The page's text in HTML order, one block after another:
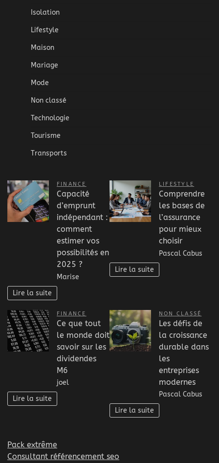
Isolation
Lifestyle
Maison
Mariage
Mode
Non classé
Technologie
Tourisme
Transports
FINANCE
Capacité
d’emprunt
indépendant :
comment
estimer vos
possibilités en
2025 ?
Marise
Lire la suite
LIFESTYLE
Comprendre
les bases de
l’assurance
pour mieux
choisir
Pascal Cabus
Lire la suite
FINANCE
Ce que tout
le monde doit
savoir sur les
dividendes
M6
joel
Lire la suite
NON CLASSÉ
Les défis de
la croissance
durable dans
les
entreprises
modernes
Pascal Cabus
Lire la suite
Pack extrême
Consultant référencement seo